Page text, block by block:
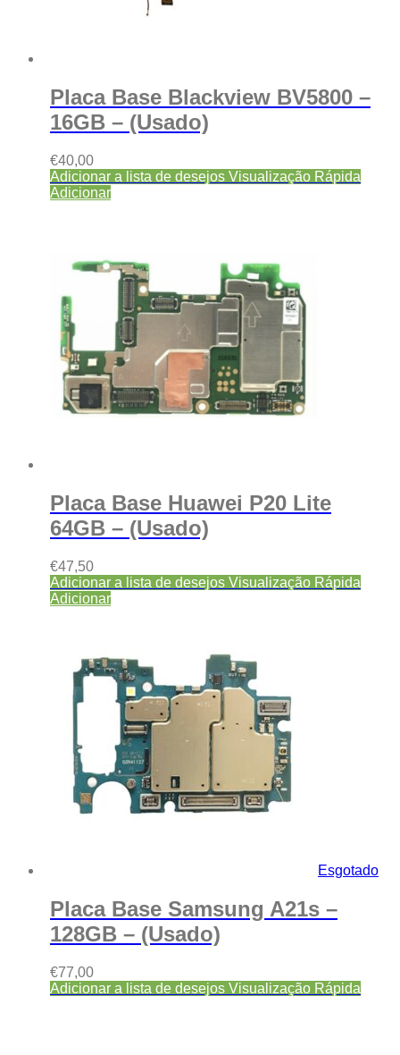
Placa Base Blackview BV5800 –
16GB – (Usado)
€40,00
Adicionar a lista de desejos Visualização Rápida
Adicionar
Placa Base Huawei P20 Lite
64GB – (Usado)
€47,50
Adicionar a lista de desejos Visualização Rápida
Adicionar
Esgotado
Placa Base Samsung A21s –
128GB – (Usado)
€77,00
Adicionar a lista de desejos Visualização Rápida